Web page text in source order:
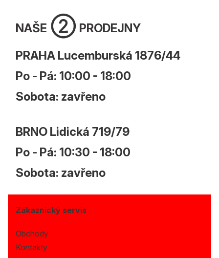
NAŠE ➁ PRODEJNY
PRAHA Lucemburská 1876/44
Po - Pá: 10:00 - 18:00
Sobota: zavřeno
BRNO Lidická 719/79
Po - Pá: 10:30 - 18:00
Sobota: zavřeno
Zákaznický servis
Obchody
Kontakty